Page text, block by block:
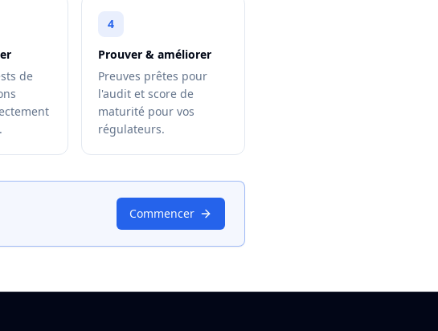
de
4
Prouver & améliorer
Preuves prêtes pour
l'audit et score de
maturité pour vos
régulateurs.
Commencer